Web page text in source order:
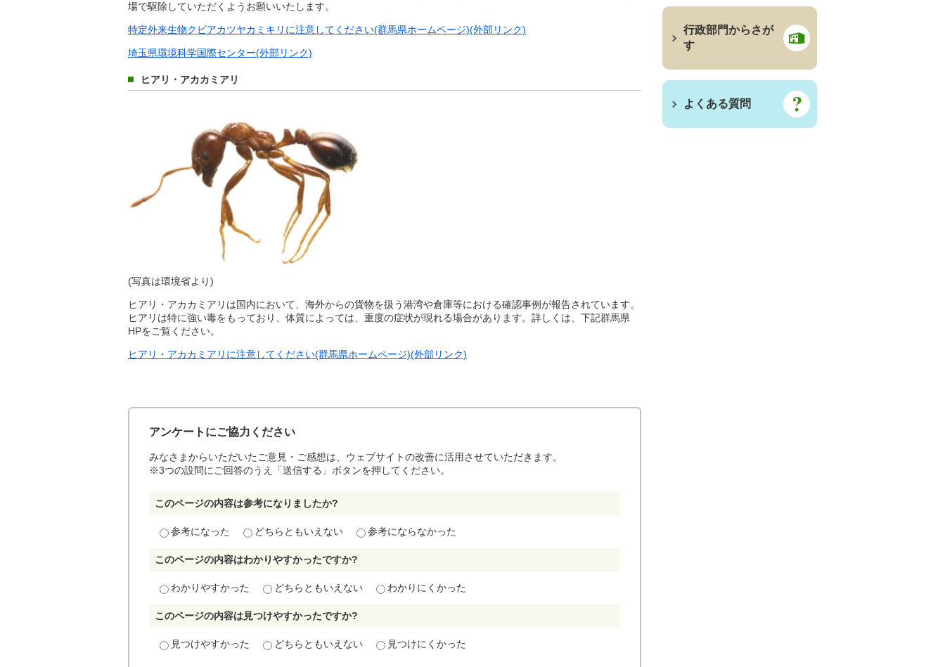
場で駆除していただくようお願いいたします。
特定外来生物クビアカツヤカミキリに注意してください(群馬県ホームページ)(外部リンク)
埼玉県環境科学国際センター(外部リンク)
ヒアリ・アカカミアリ
(写真は環境省より)
ヒアリ・アカカミアリは国内において、海外からの貨物を扱う港湾や倉庫等における確認事例が報告されています。
ヒアリは特に強い毒をもっており、体質によっては、重度の症状が現れる場合があります。詳しくは、下記群馬県
HPをご覧ください。
ヒアリ・アカカミアリに注意してください(群馬県ホームページ)(外部リンク)
アンケートにご協力ください
みなさまからいただいたご意見・ご感想は、ウェブサイトの改善に活用させていただきます。
※3つの設問にご回答のうえ「送信する」ボタンを押してください。
このページの内容は参考になりましたか?
参考になった どちらともいえない 参考にならなかった
このページの内容はわかりやすかったですか?
わかりやすかった どちらともいえない わかりにくかった
このページの内容は見つけやすかったですか?
見つけやすかった どちらともいえない 見つけにくかった
行政部門からさが
す
よくある質問